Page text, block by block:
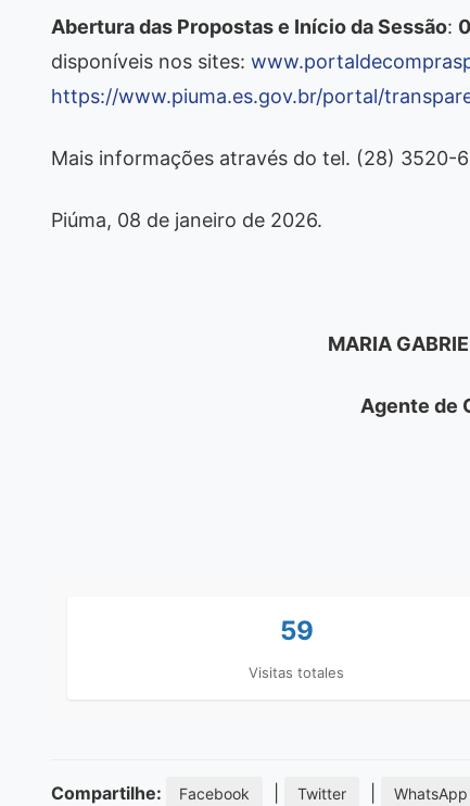
Abertura das Propostas e Início da Sessão:
disponíveis nos sites:
https://www.piuma.es.gov.br/portal/
Mais informações através do tel. (28) 3520-
Piúma, 08 de janeiro de 2026.
MARIA
Agente de
59
Visitas totales
Compartilhe: Facebook Twitter WhatsApp